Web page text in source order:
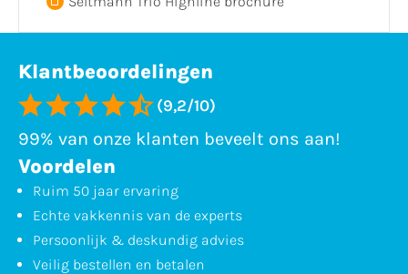
Klantbeoordelingen
(9,2/10)
99% van onze klanten beveelt ons aan!
Voordelen
Ruim 50 jaar ervaring
Echte vakkennis van de experts
Persoonlijk & deskundig advies
Veilig bestellen en betalen